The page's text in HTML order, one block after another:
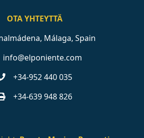
OTA YHTEYTTÄ
Málaga, Spain
info@elponiente.com
+34-952 440 035
+34-639 948 826